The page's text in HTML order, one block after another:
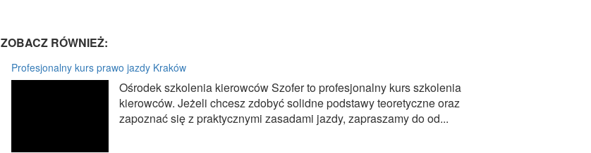
ZOBACZ RÓWNIEŻ:
Profesjonalny kurs prawo jazdy Kraków
Ośrodek szkolenia kierowców Szofer to profesjonalny kurs szkolenia
kierowców. Jeżeli chcesz zdobyć solidne podstawy teoretyczne oraz
zapoznać się z praktycznymi zasadami jazdy, zapraszamy do od...